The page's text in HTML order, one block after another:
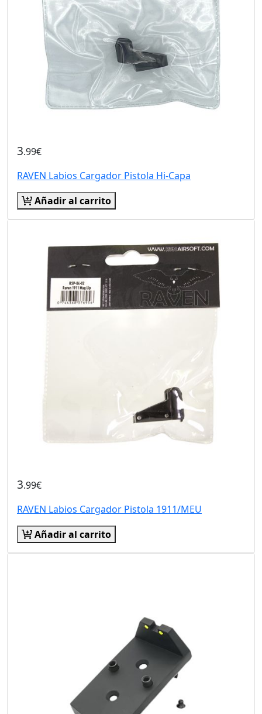
3.99€
RAVEN Labios Cargador Pistola Hi-Capa
Añadir al carrito
3.99€
RAVEN Labios Cargador Pistola 1911/MEU
Añadir al carrito